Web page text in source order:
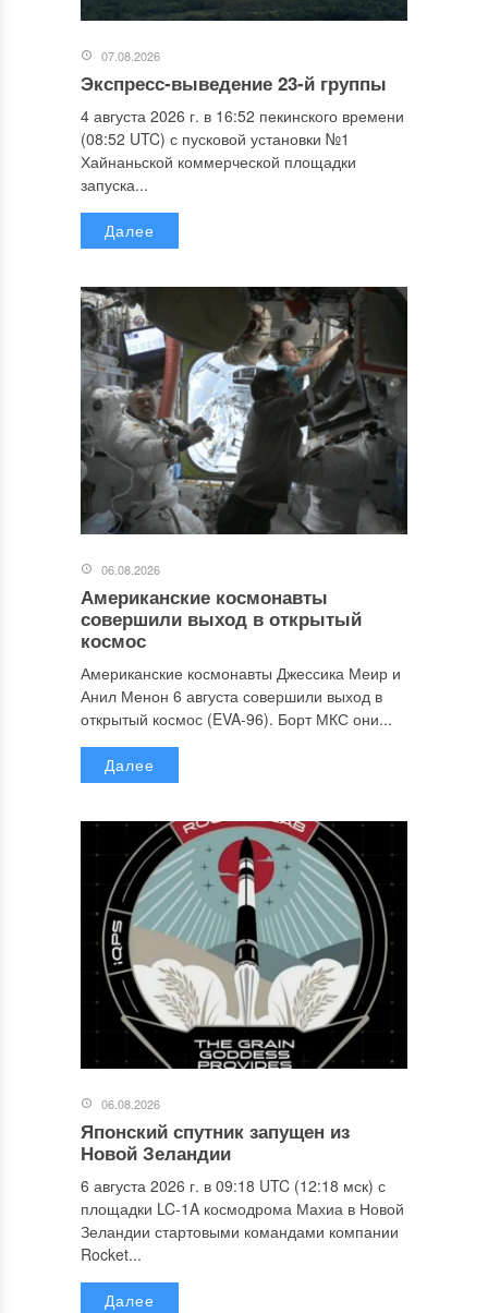
07.08.2026
Экспресс-выведение 23-й группы
4 августа 2026 г. в 16:52 пекинского времени
(08:52 UTC) с пусковой установки №1
Хайнаньской коммерческой площадки
запуска...
Далее
06.08.2026
Американские космонавты
совершили выход в открытый
космос
Американские космонавты Джессика Меир и
Анил Менон 6 августа совершили выход в
открытый космос (EVA-96). Борт МКС они...
Далее
06.08.2026
Японский спутник запущен из
Новой Зеландии
6 августа 2026 г. в 09:18 UTC (12:18 мск) с
площадки LC-1A космодрома Махиа в Новой
Зеландии стартовыми командами компании
Rocket...
Далее